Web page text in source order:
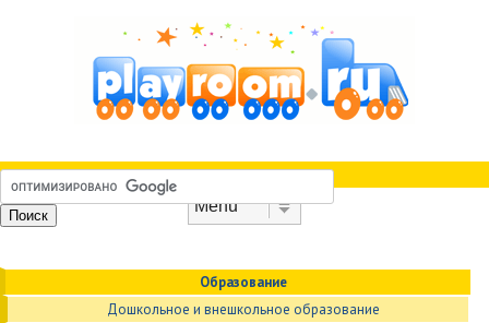
Образование
Дошкольное и внешкольное образование